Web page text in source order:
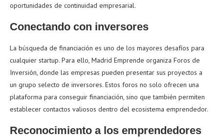
oportunidades de continuidad empresarial.
Conectando con inversores
La búsqueda de financiación es uno de los mayores desafíos para
cualquier startup. Para ello, Madrid Emprende organiza Foros de
Inversión, donde las empresas pueden presentar sus proyectos a
un grupo selecto de inversores. Estos foros no solo ofrecen una
plataforma para conseguir financiación, sino que también permiten
establecer contactos valiosos dentro del ecosistema emprendedor.
Reconocimiento a los emprendedores